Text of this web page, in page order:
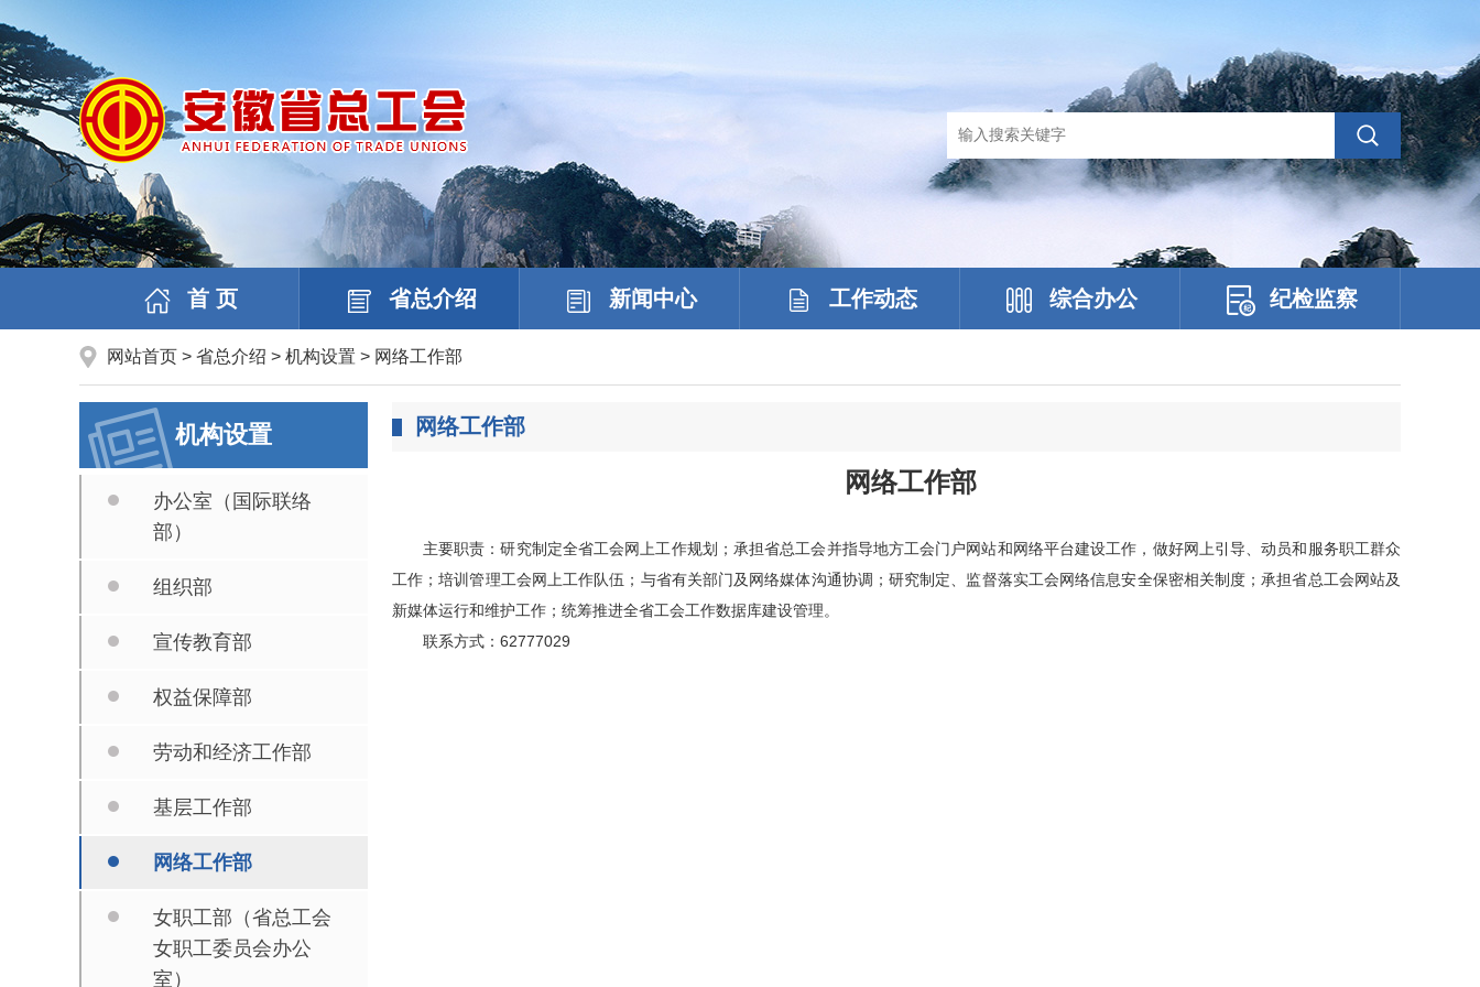
首 页 省总介绍 新闻中心 工作动态 综合办公 纪检监察
网站首页 > 省总介绍 > 机构设置 > 网络工作部
机构设置
办公室（国际联络
部）
组织部
宣传教育部
权益保障部
劳动和经济工作部
基层工作部
网络工作部
女职工部（省总工会
女职工委员会办公
室）
网络工作部
网络工作部
主要职责：研究制定全省工会网上工作规划；承担省总工会并指导地方工会门户网站和网络平台建设工作，做好网上引导、动员和服务职工群众
工作；培训管理工会网上工作队伍；与省有关部门及网络媒体沟通协调；研究制定、监督落实工会网络信息安全保密相关制度；承担省总工会网站及
新媒体运行和维护工作；统筹推进全省工会工作数据库建设管理。
联系方式：62777029